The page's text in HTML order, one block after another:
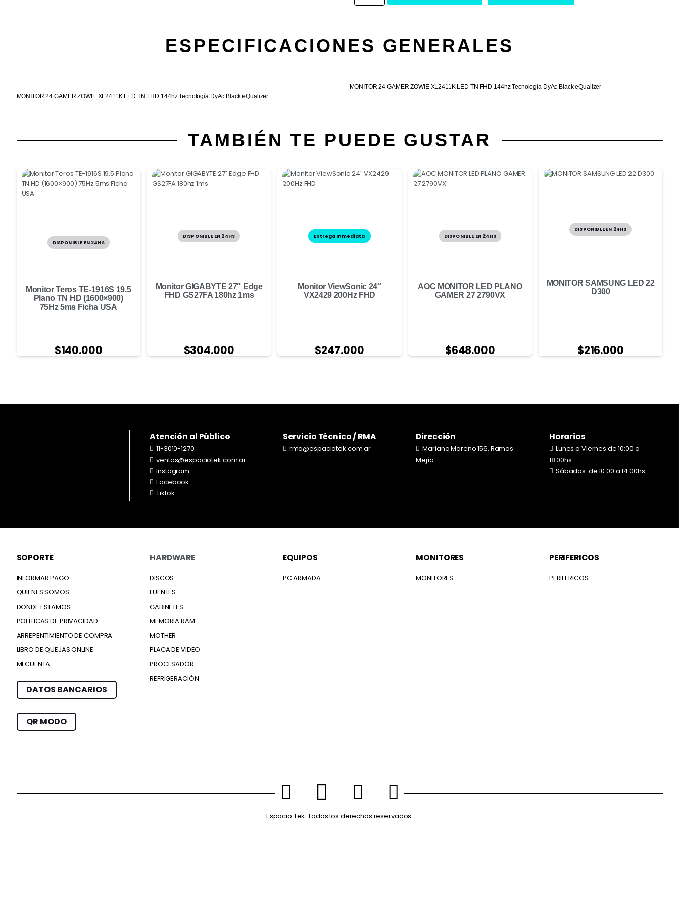
ESPECIFICACIONES GENERALES
MONITOR 24 GAMER ZOWIE XL2411K LED TN FHD 144hz Tecnología DyAc Black eQualizer
MONITOR 24 GAMER ZOWIE XL2411K LED TN FHD 144hz Tecnología DyAc Black eQualizer
TAMBIÉN TE PUEDE GUSTAR
DISPONIBLE EN 24HS
Monitor Teros TE-1916S 19.5
Plano TN HD (1600×900)
75Hz 5ms Ficha USA
$140.000
DISPONIBLE EN 24HS
Monitor GIGABYTE 27″ Edge
FHD GS27FA 180hz 1ms
$304.000
Entrega Inmediata
Monitor ViewSonic 24″
VX2429 200Hz FHD
$247.000
DISPONIBLE EN 24HS
AOC MONITOR LED PLANO
GAMER 27 2790VX
$648.000
DISPONIBLE EN 24HS
MONITOR SAMSUNG LED 22
D300
$216.000
Atención al Público
11-3010-1270
ventas@espaciotek.com.ar
Instagram
Facebook
Tiktok
Servicio Técnico / RMA
rma@espaciotek.com.ar
Dirección
Mariano Moreno 156, Ramos
Mejía
Horarios
Lunes a Viernes de 10:00 a
18:00hs
Sábados: de 10:00 a 14:00hs
SOPORTE
INFORMAR PAGO
QUIENES SOMOS
DONDE ESTAMOS
POLÍTICAS DE PRIVACIDAD
ARREPENTIMIENTO DE COMPRA
LIBRO DE QUEJAS ONLINE
MI CUENTA
DATOS BANCARIOS
QR MODO
HARDWARE
DISCOS
FUENTES
GABINETES
MEMORIA RAM
MOTHER
PLACA DE VIDEO
PROCESADOR
REFRIGERACIÓN
EQUIPOS
PC ARMADA
MONITORES
MONITORES
PERIFERICOS
PERIFERICOS
Espacio Tek. Todos los derechos reservados.